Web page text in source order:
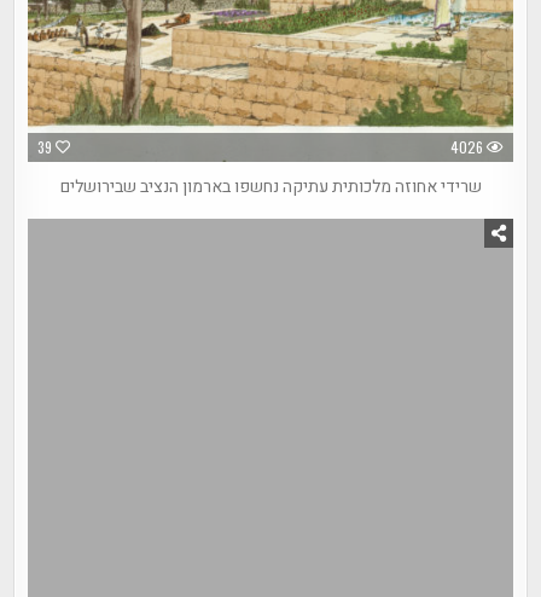
39 4026
שרידי אחוזה מלכותית עתיקה נחשפו בארמון הנציב שבירושלים